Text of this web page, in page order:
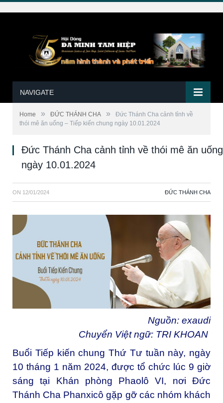
NAVIGATE
Home » ĐỨC THÁNH CHA »
Đức Thánh Cha cảnh tỉnh về
thói mê ăn uống – Tiếp kiến chung ngày 10.01.2024
Đức Thánh Cha cảnh tỉnh về thói mê ăn
ngày 10.01.2024
ON 12/01/2024 ĐỨC THÁNH CHA
Nguồn: exaudi
Chuyển Việt ngữ: TRI KHOAN
Buổi Tiếp kiến chung Thứ Tư tuần này, ngày
10 tháng 1 năm 2024, được tổ chức lúc 9 giờ
sáng tại Khán phòng Phaolô VI, nơi Đức
Thánh Cha Phanxicô gặp gỡ các nhóm khách